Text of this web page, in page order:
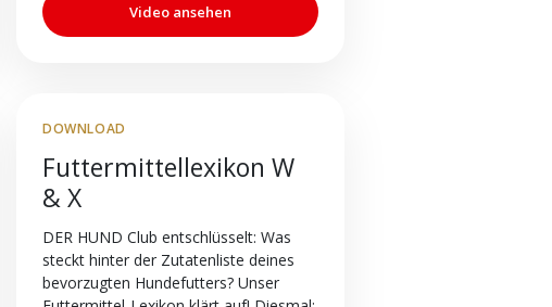
Video ansehen
DOWNLOAD
Futtermittellexikon W
& X
DER HUND Club entschlüsselt: Was
steckt hinter der Zutatenliste deines
bevorzugten Hundefutters? Unser